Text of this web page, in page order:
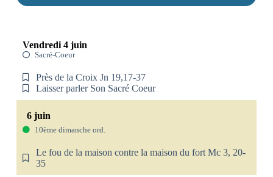
Vendredi 4 juin
Sacré-Coeur
Près de la Croix Jn 19,17-37
Laisser parler Son Sacré Coeur
6 juin
10ème dimanche ord.
Le fou de la maison contre la maison du fort Mc 3, 20-
35